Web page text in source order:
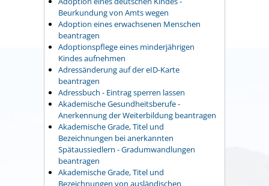
Beurkundung von Amts wegen
Adoption eines erwachsenen Menschen
beantragen
Adoptionspflege eines minderjährigen
Kindes aufnehmen
Adressänderung auf der eID-Karte
beantragen
Adressbuch - Eintrag sperren lassen
Akademische Gesundheitsberufe -
Anerkennung der Weiterbildung beantragen
Akademische Grade, Titel und
Bezeichnungen bei anerkannten
Spätaussiedlern - Gradumwandlungen
beantragen
Akademische Grade, Titel und
Bezeichnungen von ausländischen